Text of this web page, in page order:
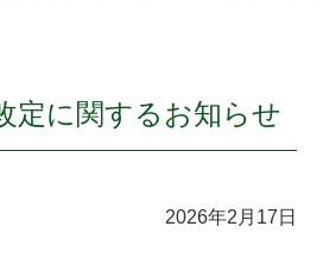
定に関するお知らせ
2026年2月17日